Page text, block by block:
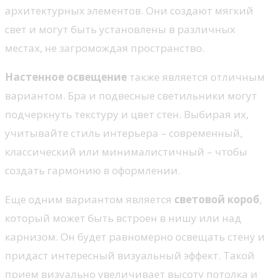
архитектурных элементов. Они создают мягкий
свет и могут быть установлены в различных
местах, не загромождая пространство.
Настенное освещение также является отличным
вариантом. Бра и подвесные светильники могут
подчеркнуть текстуру и цвет стен. Выбирая их,
учитывайте стиль интерьера – современный,
классический или минималистичный – чтобы
создать гармонию в оформлении.
Еще одним вариантом является световой короб,
который может быть встроен в нишу или над
карнизом. Он будет равномерно освещать стену и
придаст интересный визуальный эффект. Такой
прием визуально увеличивает высоту потолка и